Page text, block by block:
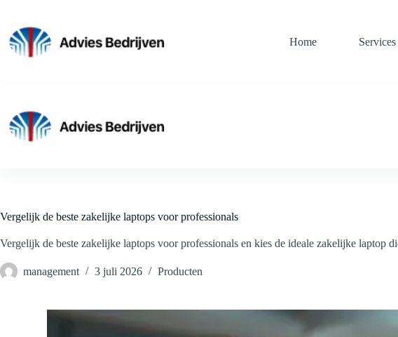
inhoud
Home Services
Vergelijk de beste zakelijke laptops voor professionals
Vergelijk de beste zakelijke laptops voor professionals en kies de ideale zakelijke laptop
management 3 juli 2026 Producten